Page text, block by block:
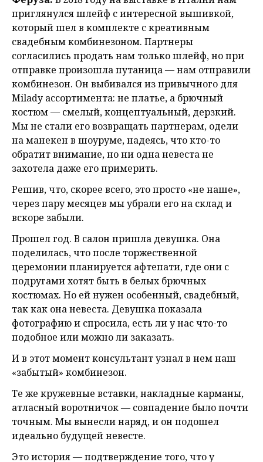
приглянулся шлейф с интересной вышивкой,
который шел в комплекте с креативным
свадебным комбинезоном. Партнеры
согласились продать нам только шлейф, но при
отправке произошла путаница — нам отправили
комбинезон. Он выбивался из привычного для
Milady ассортимента: не платье, а брючный
костюм — смелый, концептуальный, дерзкий.
Мы не стали его возвращать партнерам, одели
на манекен в шоуруме, надеясь, что кто-то
обратит внимание, но ни одна невеста не
захотела даже его примерить.
Решив, что, скорее всего, это просто «не наше»,
через пару месяцев мы убрали его на склад и
вскоре забыли.
Прошел год. В салон пришла девушка. Она
поделилась, что после торжественной
церемонии планируется афтепати, где они с
подругами хотят быть в белых брючных
костюмах. Но ей нужен особенный, свадебный,
так как она невеста. Девушка показала
фотографию и спросила, есть ли у нас что-то
подобное или можно ли заказать.
И в этот момент консультант узнал в нем наш
«забытый» комбинезон.
Те же кружевные вставки, накладные карманы,
атласный воротничок — совпадение было почти
точным. Мы вынесли наряд, и он подошел
идеально будущей невесте.
Это история — подтверждение того, что у